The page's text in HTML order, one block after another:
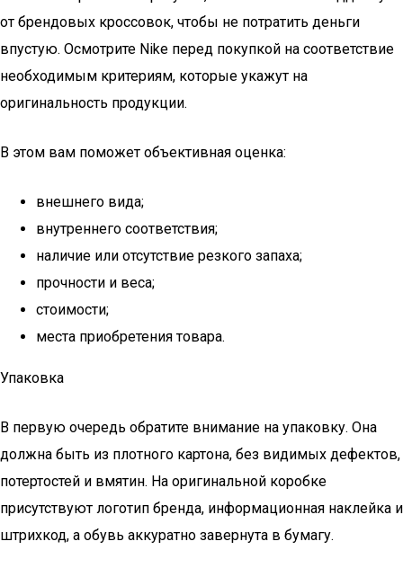
от брендовых кроссовок, чтобы не потратить деньги
впустую. Осмотрите Nike перед покупкой на соответствие
необходимым критериям, которые укажут на
оригинальность продукции.
В этом вам поможет объективная оценка:
внешнего вида;
внутреннего соответствия;
наличие или отсутствие резкого запаха;
прочности и веса;
стоимости;
места приобретения товара.
Упаковка
В первую очередь обратите внимание на упаковку. Она
должна быть из плотного картона, без видимых дефектов,
потертостей и вмятин. На оригинальной коробке
присутствуют логотип бренда, информационная наклейка и
штрихкод, а обувь аккуратно завернута в бумагу.